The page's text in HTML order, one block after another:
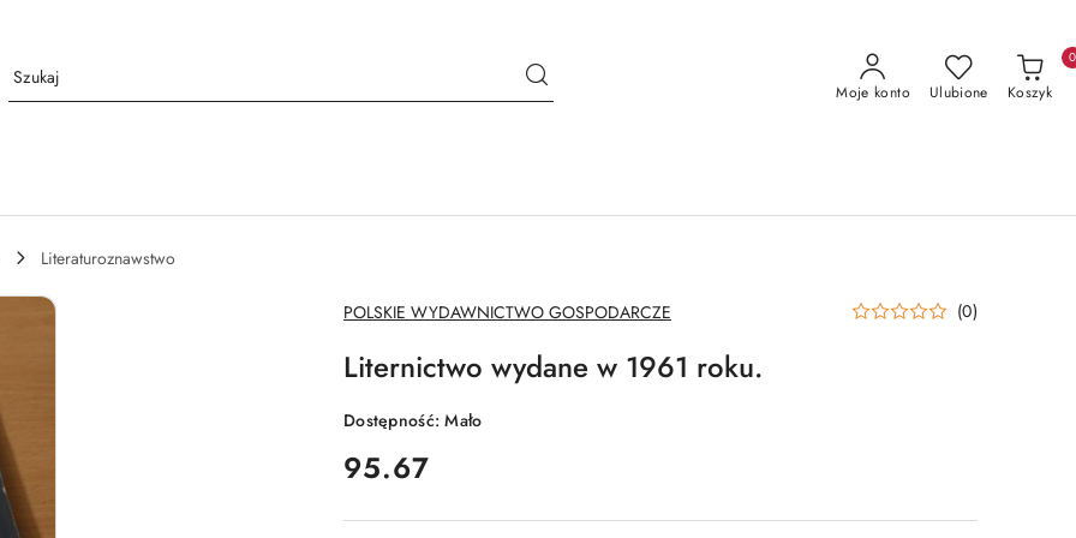
Moje konto Ulubione Koszyk
0
Literaturoznawstwo
NAZWA
PRODUCENTA:
POLSKIE WYDAWNICTWO GOSPODARCZE (0)
Liternictwo wydane w 1961 roku.
Dostępność:Mało
cena:
95.67